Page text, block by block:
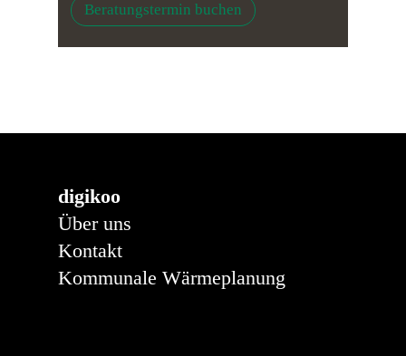
Beratungstermin buchen
digikoo
Über uns
Kontakt
Kommunale Wärmeplanung